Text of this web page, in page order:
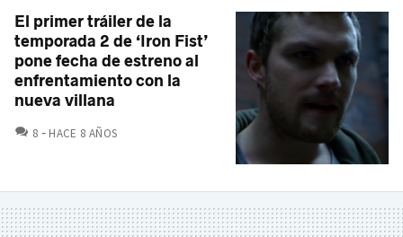
El primer tráiler de la
temporada 2 de ‘Iron Fist’
pone fecha de estreno al
enfrentamiento con la
nueva villana
8 COMENTARIOS
HACE 8 AÑOS